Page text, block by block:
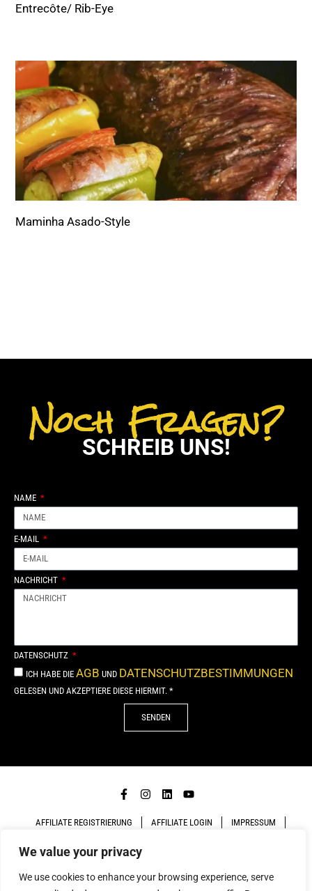
We value your privacy
We use cookies to enhance your browsing experience, serve
Entrecôte/ Rib-Eye
Maminha Asado-Style
Noch Fragen?
SCHREIB UNS!
NAME
E-MAIL
NACHRICHT
DATENSCHUTZ
ICH HABE DIE AGB UND DATENSCHUTZBESTIMMUNGEN
GELESEN UND AKZEPTIERE DIESE HIERMIT. *
SENDEN
AFFILIATE REGISTRIERUNG AFFILIATE LOGIN IMPRESSUM
DATENSCHUTZ
COPYRIGHT 2026. MADE WITH BYNEUE FORMEN AD